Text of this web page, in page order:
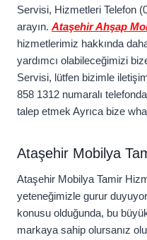
Servisi, Hizmetleri Telefon
arayın. Ataşehir Ahşap
hizmetlerimiz hakkında
yardımcı olabileceğimizi
Servisi, lütfen bizimle
858 1312 numaralı
talep etmek Ayrıca bize
Ataşehir Mobilya
Ataşehir Mobilya Tamir
yeteneğimizle gurur
konusu olduğunda, bu
markaya sahip olursanız